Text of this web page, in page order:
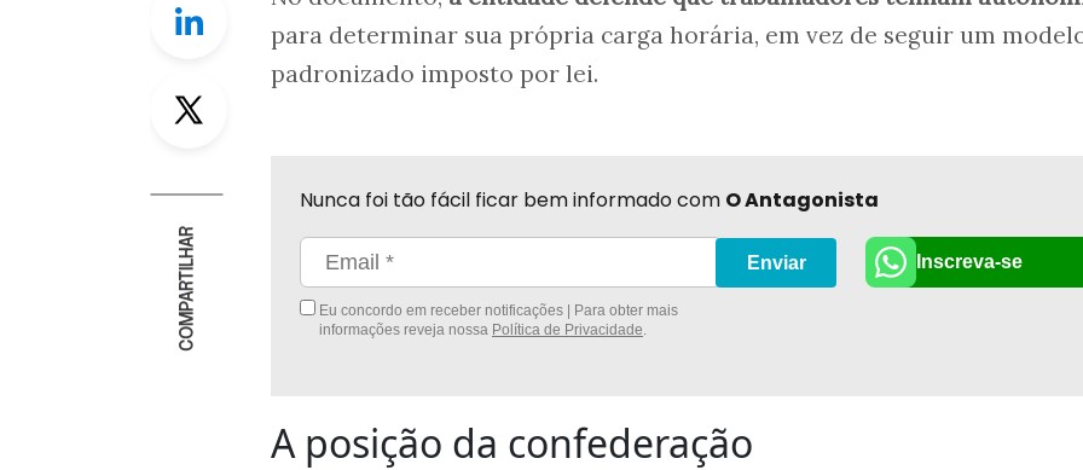
Twitter
COMPARTILHAR
para determinar sua própria carga horária, em vez de seguir um
padronizado imposto por lei.
Nunca foi tão fácil ficar bem informado com O Antagonista
Eu concordo em receber notificações | Para obter mais
informações reveja nossa Política de Privacidade.
Enviar Inscreva-se
A posição da confederação